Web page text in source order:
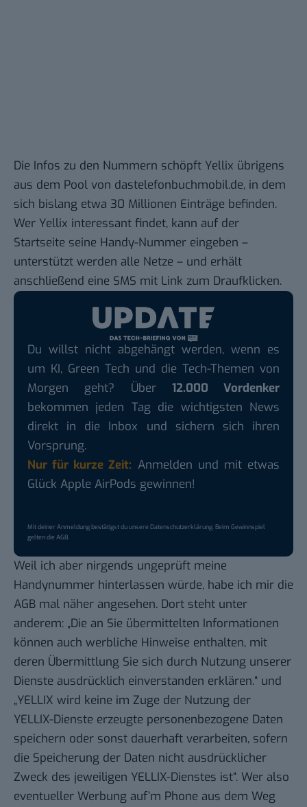
Die Infos zu den Nummern schöpft Yellix übrigens
aus dem Pool von dastelefonbuchmobil.de, in dem
sich bislang etwa 30 Millionen Einträge befinden.
Wer Yellix interessant findet, kann auf der
Startseite seine Handy-Nummer eingeben –
unterstützt werden alle Netze – und erhält
anschließend eine SMS mit Link zum Draufklicken.
Du willst nicht abgehängt werden, wenn es
um KI, Green Tech und die Tech-Themen von
Morgen geht? Über 12.000 Vordenker
bekommen jeden Tag die wichtigsten News
direkt in die Inbox und sichern sich ihren
Vorsprung.
Nur für kurze Zeit: Anmelden und mit etwas
Glück Apple AirPods gewinnen!
Mit deiner Anmeldung bestätigst du unsereDatenschutzerklärung. Beim Gewinnspiel
gelten dieAGB.
Weil ich aber nirgends ungeprüft meine
Handynummer hinterlassen würde, habe ich mir die
AGB mal näher angesehen. Dort steht unter
anderem: „Die an Sie übermittelten Informationen
können auch werbliche Hinweise enthalten, mit
deren Übermittlung Sie sich durch Nutzung unserer
Dienste ausdrücklich einverstanden erklären.“ und
„YELLIX wird keine im Zuge der Nutzung der
YELLIX-Dienste erzeugte personenbezogene Daten
speichern oder sonst dauerhaft verarbeiten, sofern
die Speicherung der Daten nicht ausdrücklicher
Zweck des jeweiligen YELLIX-Dienstes ist“. Wer also
eventueller Werbung auf’m Phone aus dem Weg